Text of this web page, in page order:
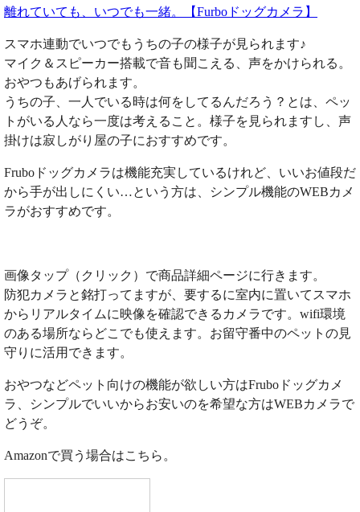
離れていても、いつでも一緒。【Furboドッグカメラ】
スマホ連動でいつでもうちの子の様子が見られます♪
マイク＆スピーカー搭載で音も聞こえる、声をかけられる。
おやつもあげられます。
うちの子、一人でいる時は何をしてるんだろう？とは、ペッ
トがいる人なら一度は考えること。様子を見られますし、声
掛けは寂しがり屋の子におすすめです。
Fruboドッグカメラは機能充実しているけれど、いいお値段だ
から手が出しにくい…という方は、シンプル機能のWEBカメ
ラがおすすめです。
画像タップ（クリック）で商品詳細ページに行きます。
防犯カメラと銘打ってますが、要するに室内に置いてスマホ
からリアルタイムに映像を確認できるカメラです。wifi環境
のある場所ならどこでも使えます。お留守番中のペットの見
守りに活用できます。
おやつなどペット向けの機能が欲しい方はFruboドッグカメ
ラ、シンプルでいいからお安いのを希望な方はWEBカメラで
どうぞ。
Amazonで買う場合はこちら。